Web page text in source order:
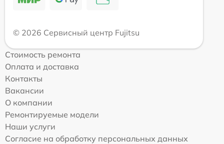
© 2026 Сервисный центр Fujitsu
Стоимость ремонта
Оплата и доставка
Контакты
Вакансии
О компании
Ремонтируемые модели
Наши услуги
Согласие на обработку персональных данных